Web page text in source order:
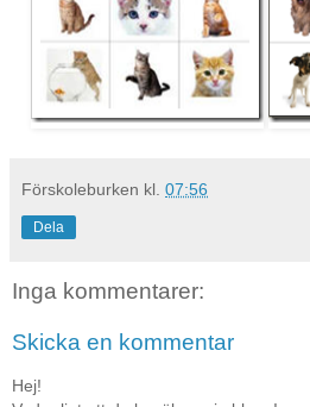
Förskoleburken kl. 07:56
Dela
Inga kommentarer:
Skicka en kommentar
Hej!